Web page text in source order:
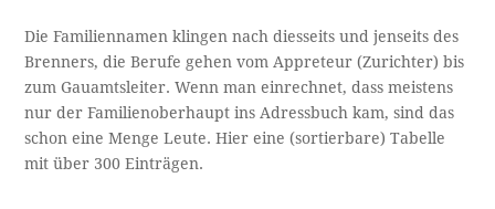
Die Familiennamen klingen nach diesseits und jenseits des
Brenners, die Berufe gehen vom Appreteur (Zurichter) bis
zum Gauamtsleiter. Wenn man einrechnet, dass meistens
nur der Familienoberhaupt ins Adressbuch kam, sind das
schon eine Menge Leute. Hier eine (sortierbare) Tabelle
mit über 300 Einträgen.